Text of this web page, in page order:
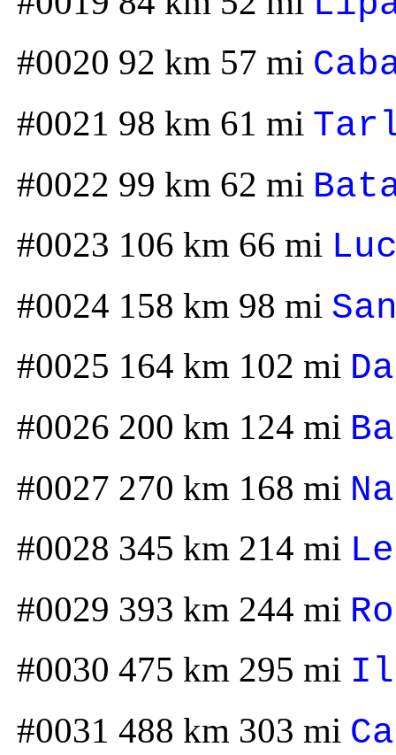
#0020 92 km 57 mi
#0021 98 km 61 mi
#0022 99 km 62 mi
#0023 106 km 66 mi
#0024 158 km 98 mi
#0025 164 km 102 mi
#0026 200 km 124 mi
#0027 270 km 168 mi
#0028 345 km 214 mi
#0029 393 km 244 mi
#0030 475 km 295 mi
#0031 488 km 303 mi